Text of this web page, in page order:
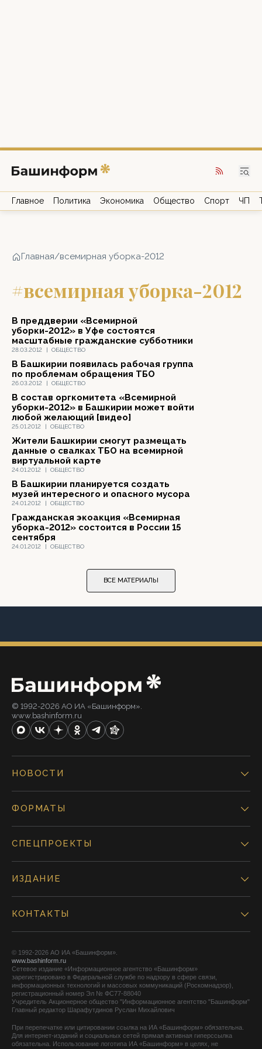
Главное Политика Экономика Общество Спорт ЧП
Главная/всемирная уборка-2012
#всемирная уборка-2012
28.03.2012 | ОБЩЕСТВО
В преддверии «Всемирной
уборки-2012» в Уфе состоятся
масштабные гражданские субботники
26.03.2012 | ОБЩЕСТВО
В Башкирии появилась рабочая группа
по проблемам обращения ТБО
25.01.2012 | ОБЩЕСТВО
В состав оргкомитета «Всемирной
уборки-2012» в Башкирии может войти
любой желающий [видео]
24.01.2012 | ОБЩЕСТВО
Жители Башкирии смогут размещать
данные о свалках ТБО на всемирной
виртуальной карте
24.01.2012 | ОБЩЕСТВО
В Башкирии планируется создать
музей интересного и опасного мусора
24.01.2012 | ОБЩЕСТВО
Гражданская экоакция «Всемирная
уборка-2012» состоится в России 15
сентября
ВСЕ МАТЕРИАЛЫ
© 1992-2026 АО ИА «Башинформ».
www.bashinform.ru
НОВОСТИ
ФОРМАТЫ
СПЕЦПРОЕКТЫ
ИЗДАНИЕ
КОНТАКТЫ
© 1992-2026 АО ИА «Башинформ».
www.bashinform.ru
Сетевое издание «Информационное агентство «Башинформ»
зарегистрировано в Федеральной службе по надзору в сфере связи,
информационных технологий и массовых коммуникаций (Роскомнадзор),
регистрационный номер Эл № ФС77-88040
Учредитель Акционерное общество "Информационное агентство "Башинформ"
Главный редактор Шарафутдинов Руслан Михайлович
При перепечатке или цитировании ссылка на ИА «Башинформ» обязательна.
Для интернет-изданий и социальных сетей прямая активная гиперссылка
обязательна. Использование логотипа ИА «Башинформ» в целях, не